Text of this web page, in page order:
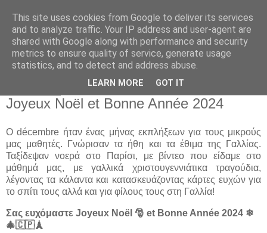
Παιδικός Σταθμός-
Νηπιαγωγείο "ΔΕΛΑΣΑΛ"
Joyeux Noël et Bonne Année 2024
Ο décembre ήταν ένας μήνας εκπλήξεων για τους μικρούς
μας μαθητές. Γνώρισαν τα ήθη και τα έθιμα της Γαλλίας.
Ταξίδεψαν νοερά στο Παρίσι, με βίντεο που είδαμε στο
μάθημά μας, με γαλλικά χριστουγεννιάτικα τραγούδια,
λέγοντας τα κάλαντα και κατασκευάζοντας κάρτες ευχών για
το σπίτι τους αλλά και για φίλους τους στη Γαλλία!
Σας ευχόμαστε Joyeux Noël 🎅 et Bonne Année 2024 ❄
🎄🇨🇵🗼
This site uses cookies from Google to deliver its services
and to analyze traffic. Your IP address and user-agent are
shared with Google along with performance and security
metrics to ensure quality of service, generate usage
statistics, and to detect and address abuse.
LEARN MORE GOT IT